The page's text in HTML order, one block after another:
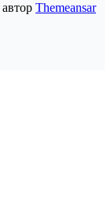
Themeansar